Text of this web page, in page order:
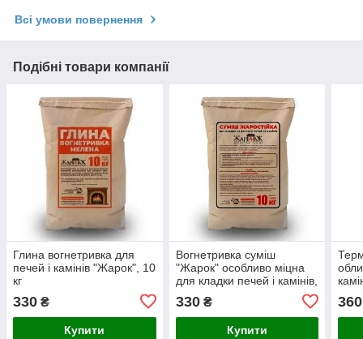
Всі умови повернення
Подібні товари компанії
Глина вогнетривка для
печей і камінів "Жарок", 10
кг
330 ₴
Купити
Вогнетривка суміш
"Жарок" особливо міцна
для кладки печей і камінів,
330₴
Купити
360